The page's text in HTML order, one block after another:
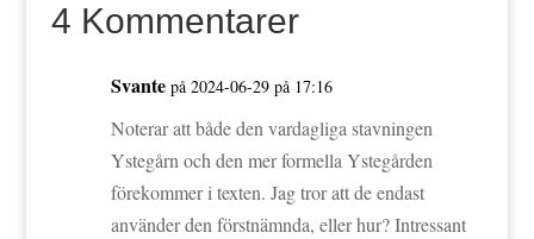
4 Kommentarer
Svante på 2024-06-29 på 17:16
Noterar att både den vardagliga stavningen
Ystegårn och den mer formella Ystegården
förekommer i texten. Jag tror att de endast
använder den förstnämnda, eller hur? Intressant